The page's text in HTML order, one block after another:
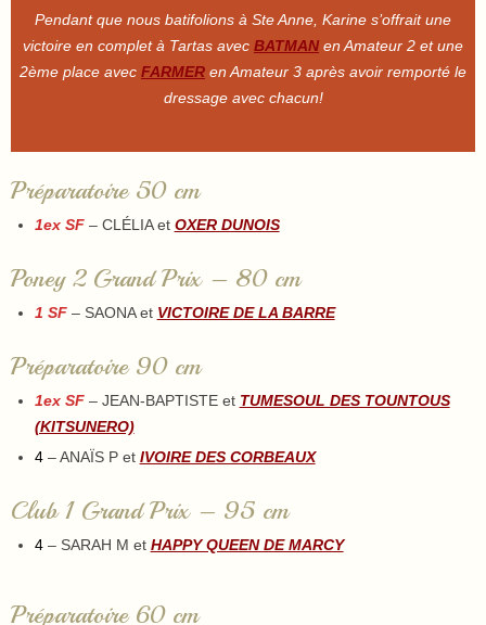
Pendant que nous batifolions à Ste Anne, Karine s’offrait une
victoire en complet à Tartas avec BATMAN en Amateur 2 et une
2ème place avec FARMER en Amateur 3 après avoir remporté le
dressage avec chacun!
Préparatoire 50 cm
1ex SF– CLÉLIA et OXER DUNOIS
Poney 2 Grand Prix – 80 cm
1 SF– SAONA et VICTOIRE DE LA BARRE
Préparatoire 90 cm
1ex SF– JEAN-BAPTISTE et TUMESOUL DES TOUNTOUS
(KITSUNERO)
4– ANAÏS P et IVOIRE DES CORBEAUX
Club 1 Grand Prix – 95 cm
4– SARAH M et HAPPY QUEEN DE MARCY
Préparatoire 60 cm